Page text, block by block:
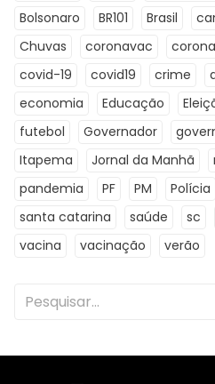
Bolsonaro
BR101 Brasil
Chuvas
coronavac
covid-19
covid19 crime
economia
Educação
futebol
Governador
Itapema
Jornal da Manhã
pandemia
PF PM Polícia
santa catarina
saúde sc
vacina
vacinação verão